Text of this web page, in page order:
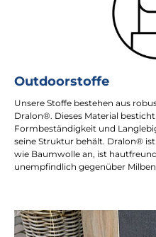
Outdoorstoffe
Unsere Stoffe bestehen aus
Dralon®. Dieses Material
Formbeständigkeit und
seine Struktur behält. Dralon®
wie Baumwolle an, ist
unempfindlich gegenüber